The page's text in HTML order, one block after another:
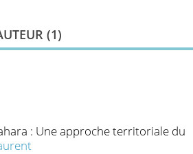
(1)
: Une approche territoriale du